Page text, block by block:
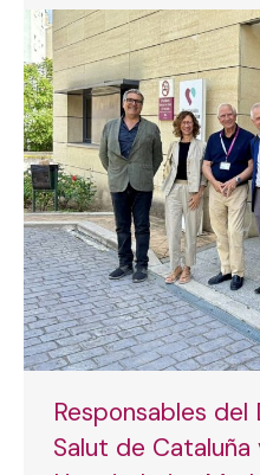
Responsables
Salut de